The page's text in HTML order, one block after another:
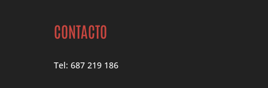
CONTACTO
Tel: 687 219 186